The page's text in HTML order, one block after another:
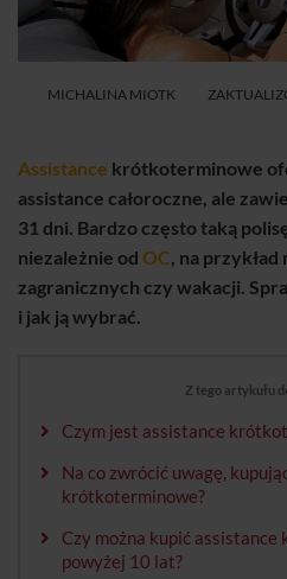
MICHALINA MIOTK
Assistance krótkoterminowe
assistance całoroczne, ale
31 dni. Bardzo często taką
niezależnie od OC, na przykład
zagranicznych czy wakacji.
i jak ją wybrać.
Z tego artykułu
Czym jest assistance
Na co zwrócić uwagę,
krótkoterminowe?
Czy można kupić
powyżej 10 lat?